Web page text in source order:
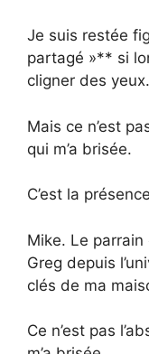
Je suis restée
partagé »** si
cligner des yeux.
Mais ce n’est
qui m’a brisée.
C’est la
Mike. Le
Greg depuis
clés de ma
Ce n’est pas